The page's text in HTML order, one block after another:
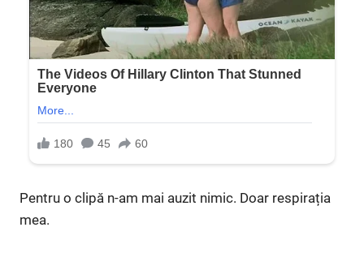
Pentru o clipă n-am mai auzit nimic. Doar respirația
mea.